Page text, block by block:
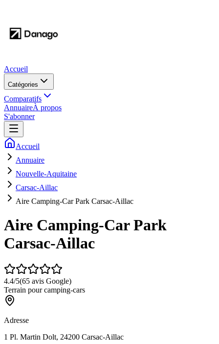
Accueil
Catégories
Comparatifs
AnnuaireÀ propos
S'abonner
Accueil
Annuaire
Nouvelle-Aquitaine
Carsac-Aillac
Aire Camping-Car Park Carsac-Aillac
Aire Camping-Car Park
Carsac-Aillac
4.4/5(65 avis Google)
Terrain pour camping-cars
Adresse
1 Pl. Martin Dolt, 24200 Carsac-Aillac